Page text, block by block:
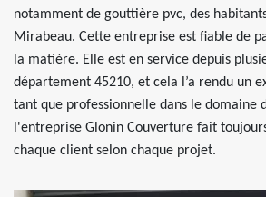
notamment de gouttière pvc, des
Mirabeau. Cette entreprise est fiable de
la matière. Elle est en service depuis
département 45210, et cela l’a rendu un
tant que professionnelle dans le domaine
l'entreprise Glonin Couverture fait
chaque client selon chaque projet.